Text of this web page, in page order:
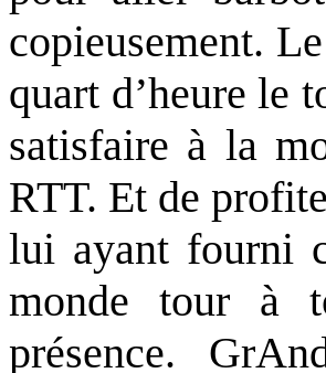
copieusement.
quart d’heure le
satisfaire à la
RTT. Et de
lui ayant fourni
monde tour à
présence.